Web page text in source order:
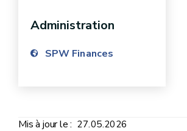
Administration
SPW Finances
Mis à jour le : 27.05.2026